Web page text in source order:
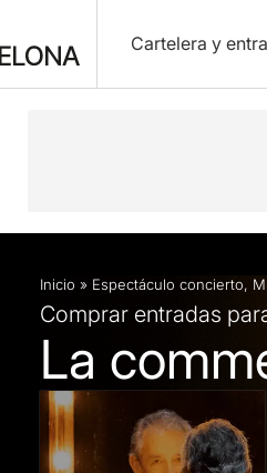
Cartelera y
Descripción Ficha artística
Inicio » Espectáculo concierto,
Comprar entradas
La